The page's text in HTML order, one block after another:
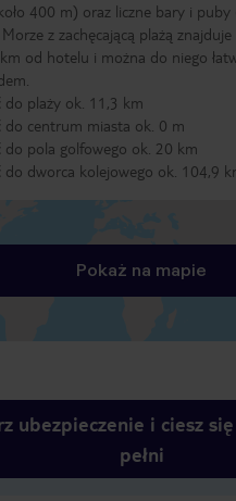
400 m) oraz liczne bary i puby
z zachęcającą plażą znajduje
od hotelu i można do niego
do plaży ok. 11,3 km
do centrum miasta ok. 0 m
do pola golfowego ok. 20 km
do dworca kolejowego ok. 104,9
Pokaż na mapie
ubezpieczenie i ciesz
pełni